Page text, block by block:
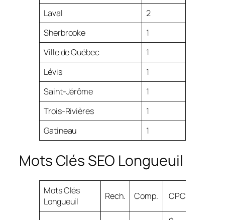
Laval
2
Sherbrooke
1
Ville de Québec
1
Lévis
1
Saint-Jérôme
1
Trois-Rivières
1
Gatineau
1
Mots Clés SEO Longueuil
Mots Clés
Longueuil
Rech. Comp. CPC